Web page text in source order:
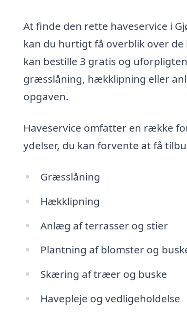
At finde den rette haveservice i
kan du hurtigt få overblik over
kan bestille 3 gratis og
græsslåning, hækklipning eller
opgaven.
Haveservice omfatter en række
ydelser, du kan forvente at få
Græsslåning
Hækklipning
Anlæg af terrasser og stier
Plantning af blomster og
Skæring af træer og buske
Havepleje og vedligeholdelse